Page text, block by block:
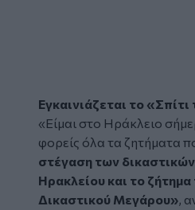
Εγκαινιάζεται το
«Είμαι στο Ηράκλειο
φορείς όλα τα ζητήματα
στέγαση των
Ηρακλείου και το
Δικαστικού Μεγάρου»,